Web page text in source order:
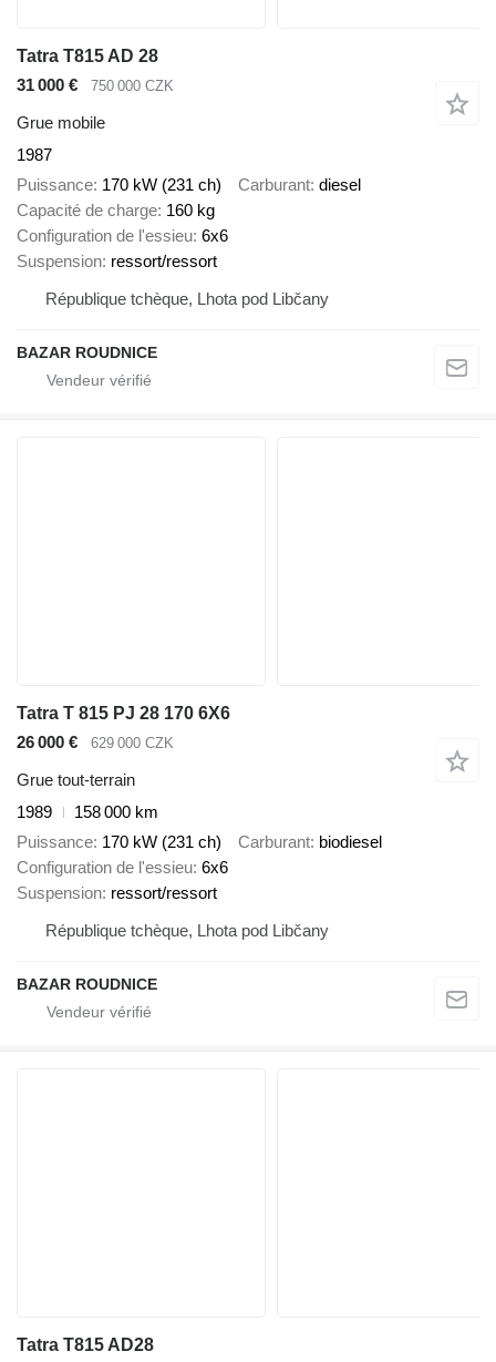
Tatra T815 AD 28
31 000 €
750 000 CZK
Grue mobile
1987
Puissance 170 kW (231 ch) Carburant diesel
Capacité de charge 160 kg
Configuration de l'essieu 6x6
Suspension ressort/ressort
République tchèque, Lhota pod Libčany
BAZAR ROUDNICE
Tatra T 815 PJ 28 170 6X6
26 000 €
629 000 CZK
Grue tout-terrain
1989
158 000 km
Puissance 170 kW (231 ch) Carburant biodiesel
Configuration de l'essieu 6x6
Suspension ressort/ressort
République tchèque, Lhota pod Libčany
BAZAR ROUDNICE
Tatra T815 AD28